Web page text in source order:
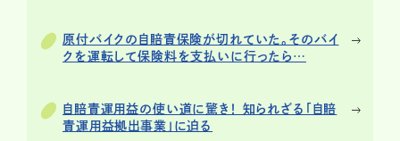
原付バイクの自賠責保険が切れていた。そのバイ
クを運転して保険料を支払いに行ったら…
自賠責運用益の使い道に驚き！ 知られざる「自賠
責運用益拠出事業」に迫る